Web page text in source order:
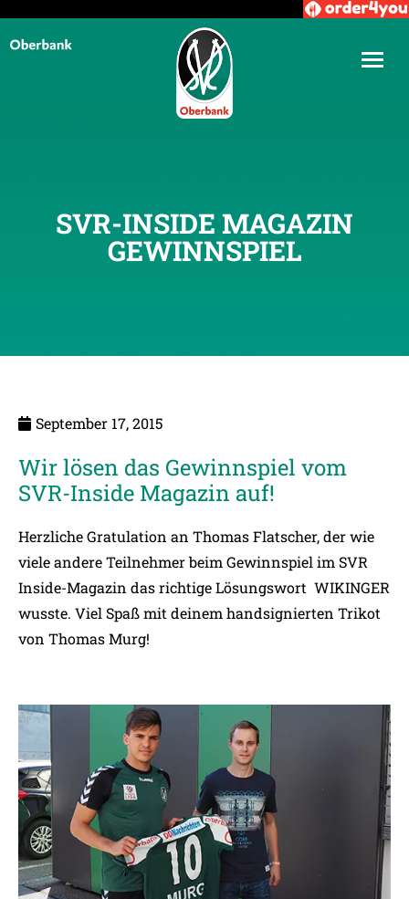
SVR-INSIDE MAGAZIN
GEWINNSPIEL
September 17, 2015
Wir lösen das Gewinnspiel vom
SVR-Inside Magazin auf!
Herzliche Gratulation an Thomas Flatscher, der wie
viele andere Teilnehmer beim Gewinnspiel im SVR
Inside-Magazin das richtige Lösungswort WIKINGER
wusste. Viel Spaß mit deinem handsignierten Trikot
von Thomas Murg!